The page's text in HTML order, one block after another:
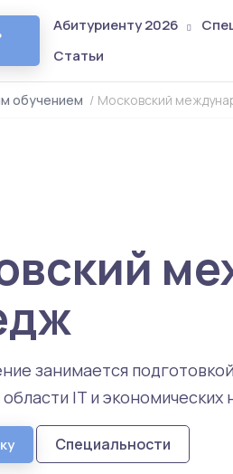
Абитуриенту 2026
Статьи
обучением / Московский
занимается
IT и экономических
Специальности